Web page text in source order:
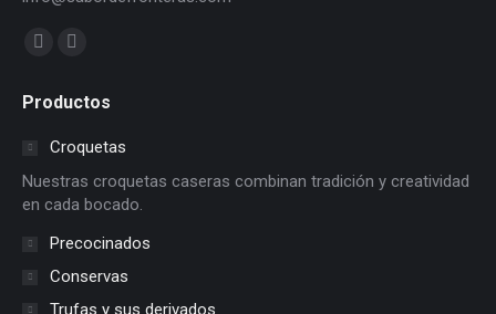
Find us on:
opens
window
opens
in
window
Productos
Croquetas
Nuestras croquetas caseras combinan tradición y creatividad
en cada bocado.
Precocinados
Conservas
Trufas y sus derivados